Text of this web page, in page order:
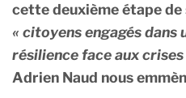
cette deuxième étape de
« citoyens engagés dans
résilience face aux
Adrien Naud nous